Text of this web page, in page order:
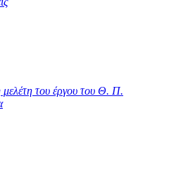
μελέτη του έργου του Θ. Π.